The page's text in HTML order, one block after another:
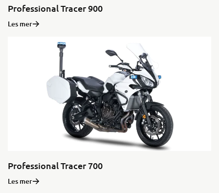
Professional Tracer 900
Les mer
Professional Tracer 700
Les mer